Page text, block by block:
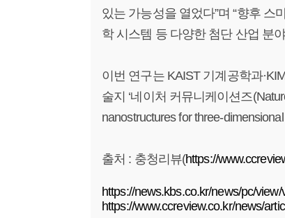
있는 가능성을 열었다”며 “향후
학 시스템 등 다양한 첨단 산업 분
이번 연구는 KAIST 기계공학과
술지 ‘네이처 커뮤니케이션즈
nanostructures for three-
출처 : 충청리뷰(https://
https://news.kbs.co.kr/news/pc/
https://www.ccreview.co.kr/news/